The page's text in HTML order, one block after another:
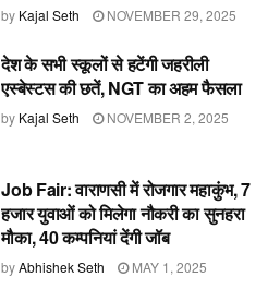
by Kajal Seth NOVEMBER 29, 2025
देश के सभी स्कूलों से हटेंगी जहरीली
एस्बेस्टस की छतें, NGT का अहम फैसला
by Kajal Seth NOVEMBER 2, 2025
Job Fair: वाराणसी में रोजगार महाकुंभ, 7
हजार युवाओं को मिलेगा नौकरी का सुनहरा
मौका, 40 कम्पनियां देंगी जॉब
byAbhishek Seth MAY 1, 2025